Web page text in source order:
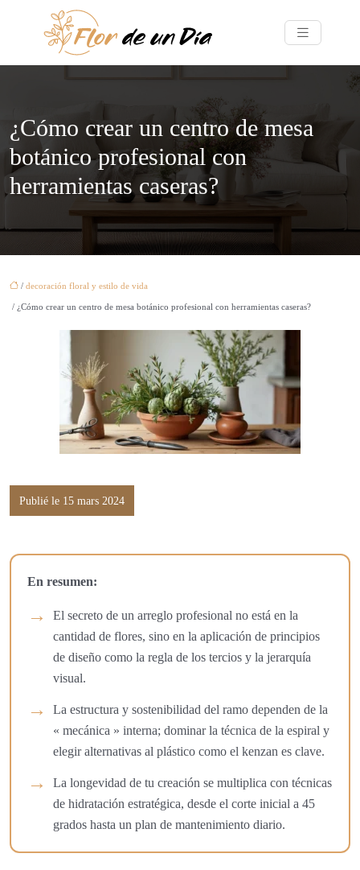
¿Cómo crear un centro de mesa
botánico profesional con
herramientas caseras?
/ decoración floral y estilo de vida
/ ¿Cómo crear un centro de mesa botánico profesional con herramientas caseras?
Publié le 15 mars 2024
En resumen:
El secreto de un arreglo profesional no está en la
cantidad de flores, sino en la aplicación de principios
de diseño como la regla de los tercios y la jerarquía
visual.
La estructura y sostenibilidad del ramo dependen de la
« mecánica » interna; dominar la técnica de la espiral y
elegir alternativas al plástico como el kenzan es clave.
La longevidad de tu creación se multiplica con técnicas
de hidratación estratégica, desde el corte inicial a 45
grados hasta un plan de mantenimiento diario.